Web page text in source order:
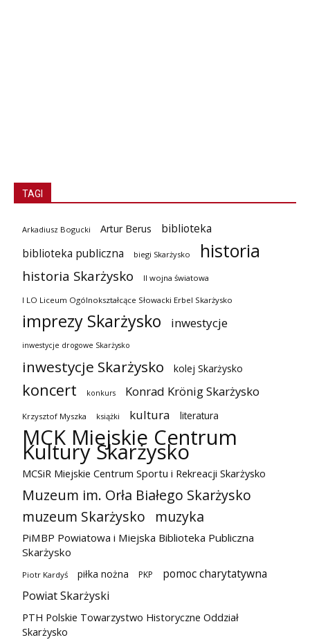
TAGI
Arkadiusz Bogucki Artur Berus
biblioteka
biblioteka publiczna
biegi Skarżysko historia
historia Skarżysko II wojna światowa
I LO Liceum Ogólnokształcące Słowacki Erbel Skarżysko
imprezy Skarżysko inwestycje
inwestycje drogowe Skarżysko
inwestycje Skarżysko kolej Skarżysko
koncert konkurs Konrad Krönig Skarżysko
Krzysztof Myszka książki kultura literatura
MCK Miejskie Centrum
Kultury Skarżysko
MCSiR Miejskie Centrum Sportu i Rekreacji Skarżysko
Muzeum im. Orła Białego Skarżysko
muzeum Skarżysko
muzyka
PiMBP Powiatowa i Miejska Biblioteka Publiczna
Skarżysko
Piotr Kardyś piłka nożna PKP
pomoc charytatywna
Powiat Skarżyski
PTH Polskie Towarzystwo Historyczne Oddział
Skarżysko